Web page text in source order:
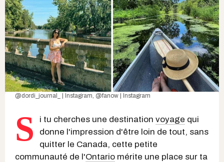
@dordi_journal_ | Instagram, @fanow | Instagram
S i tu cherches une destination voyage qui
donne l'impression d'être loin de tout, sans
quitter le Canada, cette petite
communauté de l'Ontario mérite une place sur ta